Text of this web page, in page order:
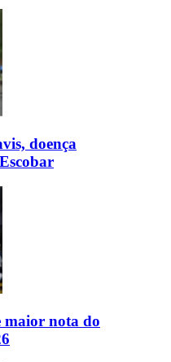
doença
maior nota do